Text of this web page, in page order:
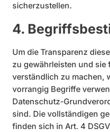
sicherzustellen.
4.
Um die Transparenz
zu gewährleisten und sie
verständlich zu machen,
vorrangig Begriffe
Datenschutz-
sind. Die vollständigen
finden sich in Art. 4